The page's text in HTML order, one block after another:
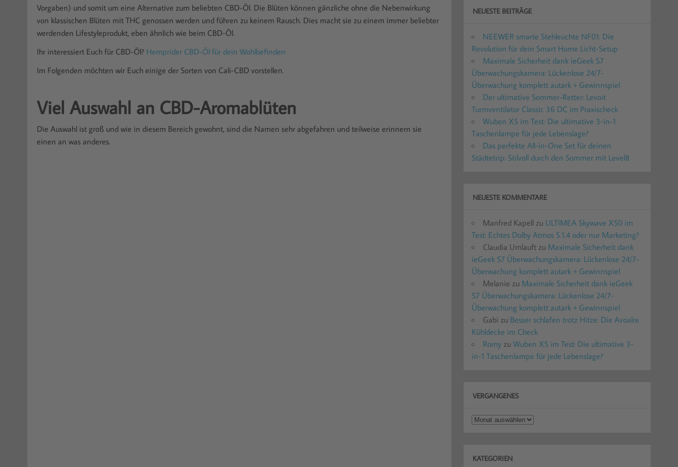
Vorgaben) und somit um eine Alternative zum beliebten CBD-Öl. Die Blüten können gänzliche ohne die Nebenwirkung
von klassischen Blüten mit THC genossen werden und führen zu keinem Rausch. Dies macht sie zu einem immer beliebter
werdenden Lifestyleprodukt, eben ähnlich wie beim CBD-Öl.
Ihr interessiert Euch für CBD-Öl? Hemprider CBD-Öl für dein Wohlbefinden
Im Folgenden möchten wir Euch einige der Sorten von Cali-CBD vorstellen.
Viel Auswahl an CBD-Aromablüten
Die Auswahl ist groß und wie in diesem Bereich gewohnt, sind die Namen sehr abgefahren und teilweise erinnern sie
einen an was anderes.
NEUESTE BEITRÄGE
NEEWER smarte Stehleuchte NF01: Die
Revolution für dein Smart Home Licht-Setup
Maximale Sicherheit dank ieGeek S7
Überwachungskamera: Lückenlose 24/7-
Überwachung komplett autark + Gewinnspiel
Der ultimative Sommer-Retter: Levoit
Turmventilator Classic 36 DC im Praxischeck
Wuben X5 im Test: Die ultimative 3-in-1
Taschenlampe für jede Lebenslage?
Das perfekte All-in-One Set für deinen
Städtetrip: Stilvoll durch den Sommer mit Level8
NEUESTE KOMMENTARE
Manfred Kapell zu ULTIMEA Skywave X50 im
Test: Echtes Dolby Atmos 5.1.4 oder nur Marketing?
Claudia Umlauft zu Maximale Sicherheit dank
ieGeek S7 Überwachungskamera: Lückenlose 24/7-
Überwachung komplett autark + Gewinnspiel
Melanie zu Maximale Sicherheit dank ieGeek
S7 Überwachungskamera: Lückenlose 24/7-
Überwachung komplett autark + Gewinnspiel
Gabi zu Besser schlafen trotz Hitze: Die Avoalre
Kühldecke im Check
Romy zuWuben X5 im Test: Die ultimative 3-
in-1 Taschenlampe für jede Lebenslage?
VERGANGENES
Vergangenes
KATEGORIEN